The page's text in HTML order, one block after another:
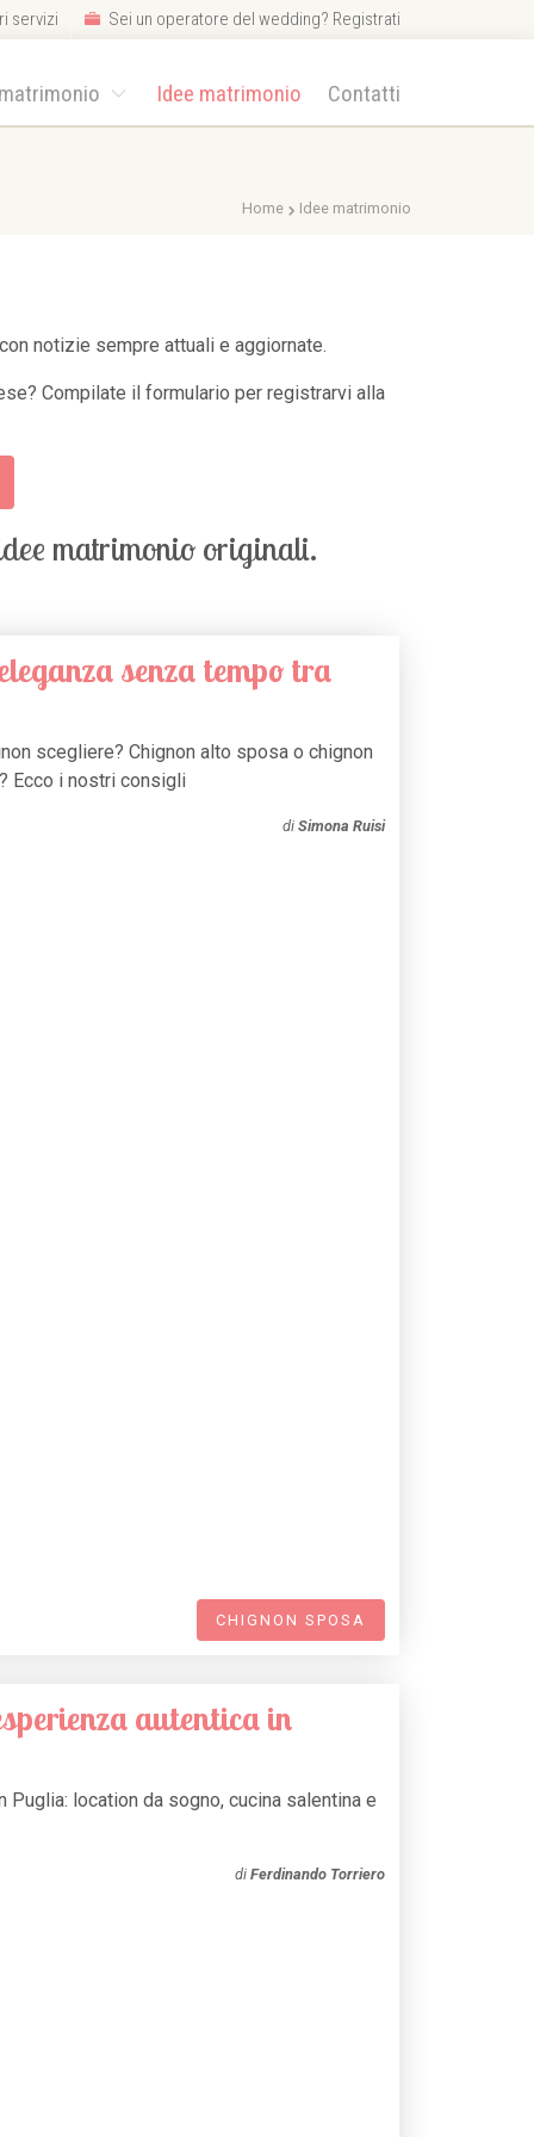
servizi Sei un operatore del wedding? Registrati
Idee matrimonio Contatti
Home Idee matrimonio
notizie sempre attuali e aggiornate.
Compilate il formulario per registrarvi alla
matrimonio originali.
senza tempo tra
scegliere? Chignon alto sposa o chignon
Ecco i nostri consigli
di Simona Ruisi
CHIGNON SPOSA
autentica in
location da sogno, cucina salentina e
di Ferdinando Torriero